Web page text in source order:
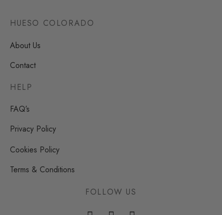
HUESO COLORADO
About Us
Contact
HELP
FAQ’s
Privacy Policy
Cookies Policy
Terms & Conditions
FOLLOW US